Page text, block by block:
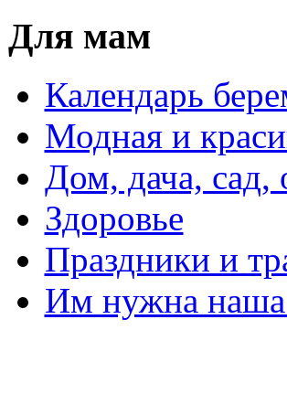
Для мам
Календарь
Модная и
Дом, дача, сад,
Здоровье
Праздники и
Им нужна